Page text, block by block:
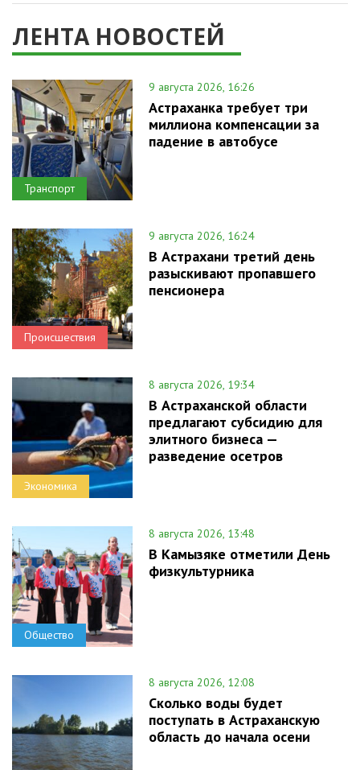
ЛЕНТА НОВОСТЕЙ
Транспорт
9 августа 2026, 16:26
Астраханка требует три
миллиона компенсации за
падение в автобусе
Происшествия
9 августа 2026, 16:24
В Астрахани третий день
разыскивают пропавшего
пенсионера
Экономика
8 августа 2026, 19:34
В Астраханской области
предлагают субсидию для
элитного бизнеса —
разведение осетров
Общество
8 августа 2026, 13:48
В Камызяке отметили День
физкультурника
8 августа 2026, 12:08
Сколько воды будет
поступать в Астраханскую
область до начала осени